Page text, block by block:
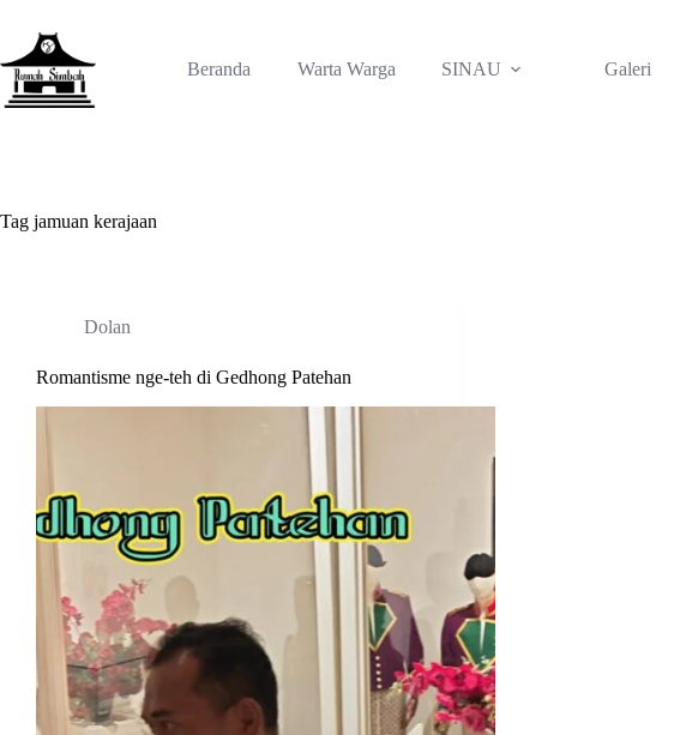
content
Beranda
Warta Warga SINAU Galeri
Tag jamuan kerajaan
Dolan
Romantisme nge-teh di Gedhong Patehan